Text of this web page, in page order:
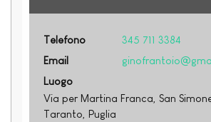
Telefono
345 711 3384
Email
Luogo
Via per Martina Franca, San
Taranto, Puglia